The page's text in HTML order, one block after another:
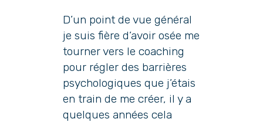
D’un point de vue général
je suis fière d’avoir osée me
tourner vers le coaching
pour régler des barrières
psychologiques que j’étais
en train de me créer, il y a
quelques années cela